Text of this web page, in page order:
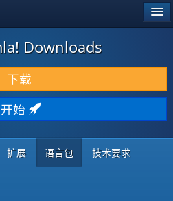
Downloads
下载
开始
扩展 语言包 技术要求